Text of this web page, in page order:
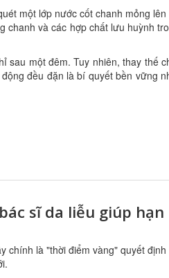
một lớp nước cốt chanh mỏng lên
chanh và các hợp chất lưu huỳnh
sau một đêm. Tuy nhiên, thay thế
đều đặn là bí quyết bền vững
sĩ da liễu giúp hạn
chính là "thời điểm vàng" quyết định